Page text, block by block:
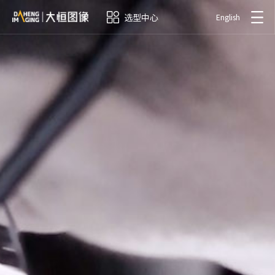
选型中心 English